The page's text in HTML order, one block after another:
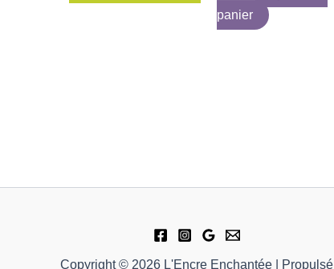
panier
Copyright © 2026 L'Encre Enchantée | Propulsé